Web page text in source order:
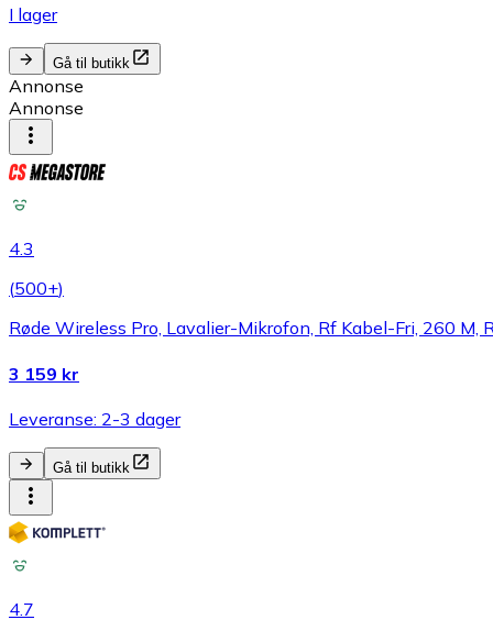
I lager
Gå til butikk
Annonse
Annonse
4.3
(500+)
Røde Wireless Pro, Lavalier-Mikrofon, Rf Kabel-Fri, 260
3 159 kr
Leveranse: 2-3 dager
Gå til butikk
4.7